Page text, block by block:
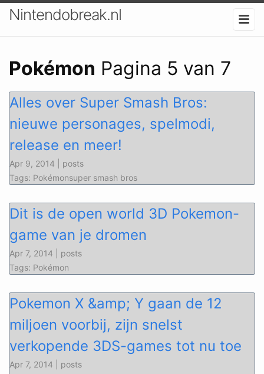
Nintendobreak.nl
Pokémon Pagina 5 van 7
Alles over Super Smash Bros:
nieuwe personages, spelmodi,
release en meer!
Apr 9, 2014 | posts
Tags: Pokémonsuper smash bros
Dit is de open world 3D Pokemon-
game van je dromen
Apr 7, 2014 | posts
Tags: Pokémon
Pokemon X &amp; Y gaan de 12
miljoen voorbij, zijn snelst
verkopende 3DS-games tot nu toe
Apr 7, 2014 | posts